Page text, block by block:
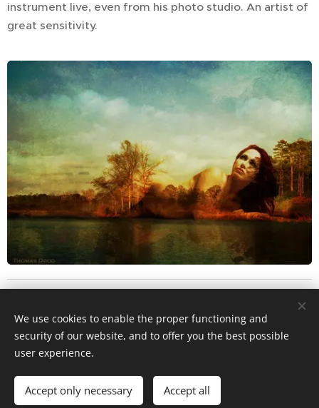
instrument live, even from his photo studio. An artist of
great sensitivity.
Cookies
We use cookies to enable the proper functioning and
security of our website, and to offer you the best possible
user experience.
Accept only necessary Accept all